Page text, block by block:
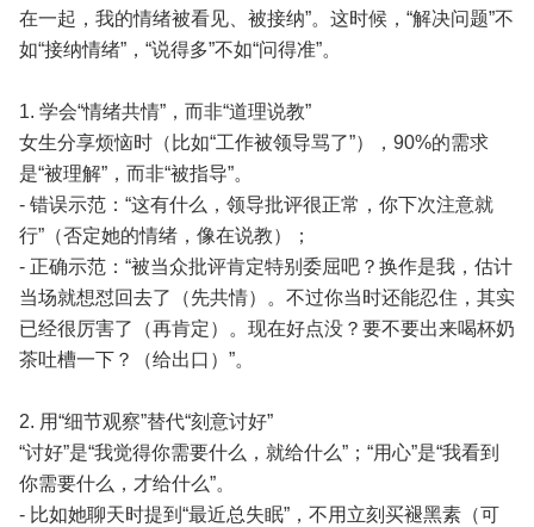
在一起，我的情绪被看见、被接纳”。这时候，“解决问题”不
如“接纳情绪”，“说得多”不如“问得准”。
1. 学会“情绪共情”，而非“道理说教”
女生分享烦恼时（比如“工作被领导骂了”），90%的需求
是“被理解”，而非“被指导”。
- 错误示范：“这有什么，领导批评很正常，你下次注意就
行”（否定她的情绪，像在说教）；
- 正确示范：“被当众批评肯定特别委屈吧？换作是我，估计
当场就想怼回去了（先共情）。不过你当时还能忍住，其实
已经很厉害了（再肯定）。现在好点没？要不要出来喝杯奶
茶吐槽一下？（给出口）”。
2. 用“细节观察”替代“刻意讨好”
“讨好”是“我觉得你需要什么，就给什么”；“用心”是“我看到
你需要什么，才给什么”。
- 比如她聊天时提到“最近总失眠”，不用立刻买褪黑素（可